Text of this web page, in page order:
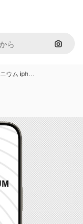
画像で
ウム iph…